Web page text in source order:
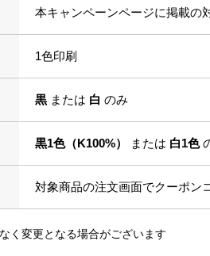
本キャンペーンページに掲載の
1色印刷
黒または 白 のみ
黒1色（K100%） または 白1色
対象商品の注文画面でクーポン
く変更となる場合がございます